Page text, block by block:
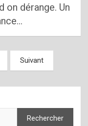
on dérange. Un
Suivant
Rechercher